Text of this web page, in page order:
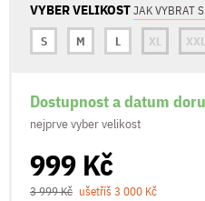
VYBER VELIKOSTJAK VYBRAT
S
M L XL XXL
Dostupnost a datum
nejprve vyber velikost
999 Kč
3 999 Kč ušetříš 3 000 Kč